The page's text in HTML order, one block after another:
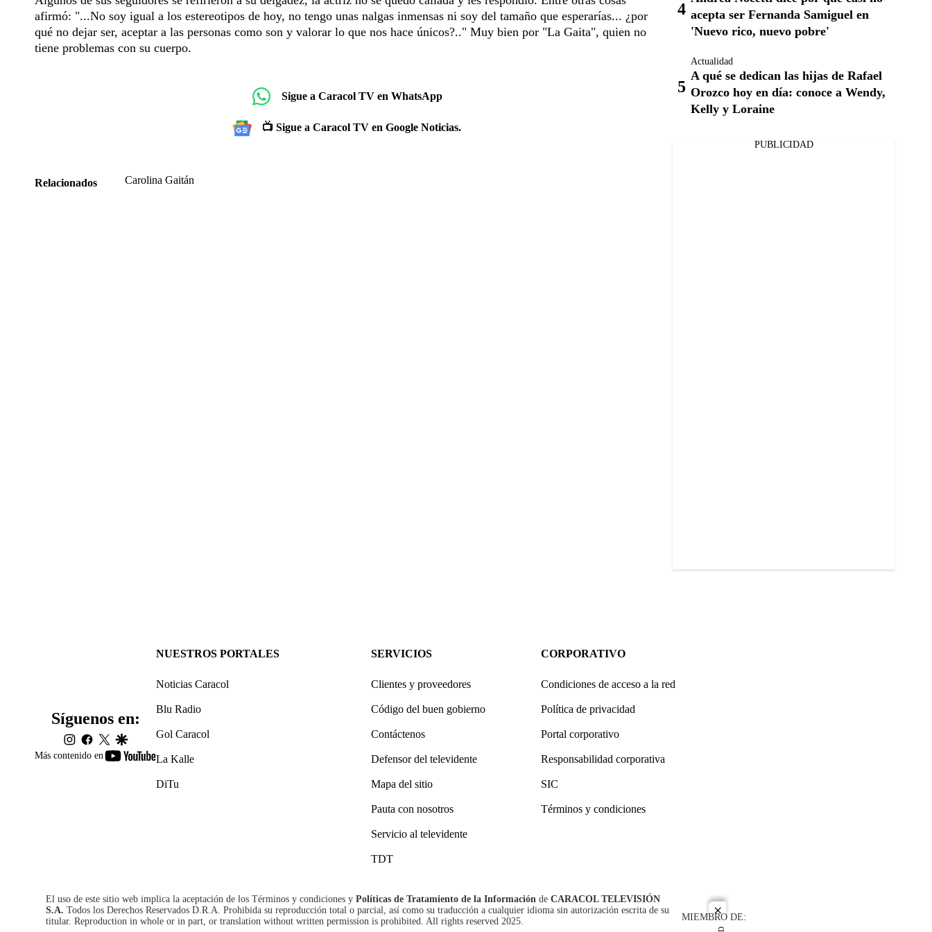
close
afirmó: "...No soy igual a los estereotipos de hoy, no tengo unas nalgas inmensas ni soy del tamaño que esperarías... ¿por
qué no dejar ser, aceptar a las personas como son y valorar lo que nos hace únicos?.." Muy bien por "La Gaita", quien no
tiene problemas con su cuerpo.
Sigue a Caracol TV en WhatsApp
📺 Sigue a Caracol TV en Google Noticias.
Relacionados Carolina Gaitán
acepta ser Fernanda Samiguel en
'Nuevo rico, nuevo pobre'
Actualidad
A qué se dedican las hijas de Rafael
Orozco hoy en día: conoce a Wendy,
Kelly y Loraine
PUBLICIDAD
Más contenido en
youtube-
Síguenos en:
instagram
facebook
twittergoogle
NUESTROS PORTALES
Noticias Caracol
Blu Radio
Gol Caracol
La Kalle
DiTu
SERVICIOS
Clientes y proveedores
Código del buen gobierno
Contáctenos
Defensor del televidente
Mapa del sitio
Pauta con nosotros
Servicio al televidente
TDT
CORPORATIVO
Condiciones de acceso a la red
Política de privacidad
Portal corporativo
Responsabilidad corporativa
SIC
Términos y condiciones
El uso de este sitio web implica la aceptación de los Términos y condiciones y Políticas de Tratamiento de la Información de CARACOL TELEVISIÓN
S.A. Todos los Derechos Reservados D.R.A. Prohibida su reproducción total o parcial, así como su traducción a cualquier idioma sin autorización escrita de su
titular. Reproduction in whole or in part, or translation without written permission is prohibited. All rights reserved 2025.
MIEMBRO DE: